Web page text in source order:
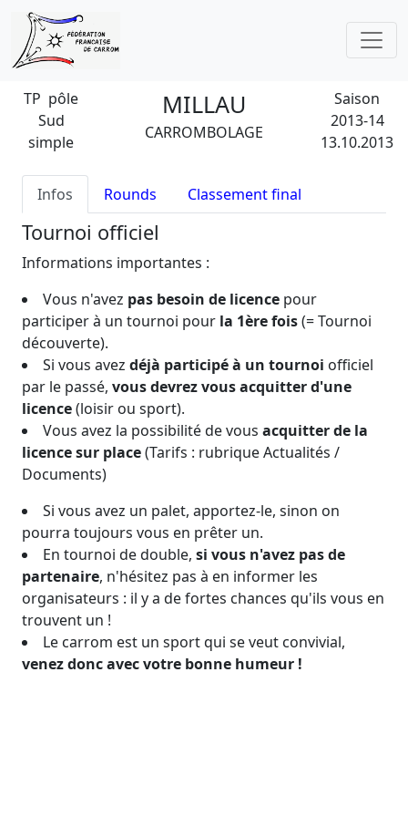
TP pôle
Sud
simple
MILLAU
CARROMBOLAGE
Saison
2013-14
13.10.2013
Infos Rounds Classement final
Tournoi officiel
Informations importantes :
Vous n'avez pas besoin de licence pour
participer à un tournoi pour la 1ère fois(= Tournoi
découverte).
Si vous avez déjà participé à un tournoi officiel
par le passé, vous devrez vous acquitter d'une
licence(loisir ou sport).
Vous avez la possibilité de vous acquitter de la
licence sur place(Tarifs : rubrique Actualités /
Documents)
Si vous avez un palet, apportez-le, sinon on
pourra toujours vous en prêter un.
En tournoi de double, si vous n'avez pas de
partenaire, n'hésitez pas à en informer les
organisateurs : il y a de fortes chances qu'ils vous en
trouvent un !
Le carrom est un sport qui se veut convivial,
venez donc avec votre bonne humeur !